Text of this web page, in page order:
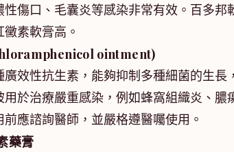
性傷口、毛囊炎等感染非常有效。百多
素軟膏高。
ointment)
廣效性抗生素，能夠抑制多種細菌的生
於治療嚴重感染，例如蜂窩組織炎、
應諮詢醫師，並嚴格遵醫囑使用。
藥膏